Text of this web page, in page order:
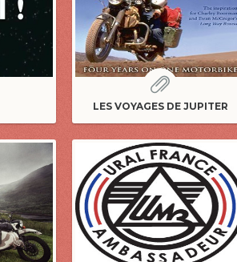
LES VOYAGES DE JUPITER